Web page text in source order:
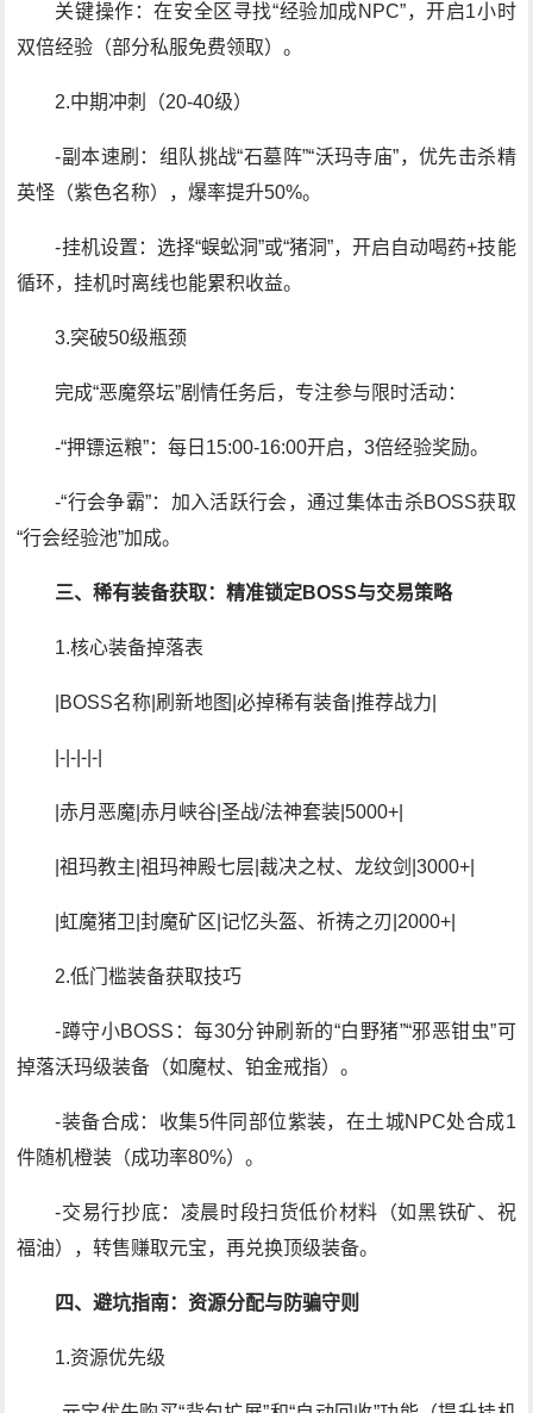
关键操作：在安全区寻找“经验加成NPC”，开启1小时
双倍经验（部分私服免费领取）。
2.中期冲刺（20-40级）
-副本速刷：组队挑战“石墓阵”“沃玛寺庙”，优先击杀精
英怪（紫色名称），爆率提升50%。
-挂机设置：选择“蜈蚣洞”或“猪洞”，开启自动喝药+技能
循环，挂机时离线也能累积收益。
3.突破50级瓶颈
完成“恶魔祭坛”剧情任务后，专注参与限时活动：
-“押镖运粮”：每日15:00-16:00开启，3倍经验奖励。
-“行会争霸”：加入活跃行会，通过集体击杀BOSS获取
“行会经验池”加成。
三、稀有装备获取：精准锁定BOSS与交易策略
1.核心装备掉落表
|BOSS名称|刷新地图|必掉稀有装备|推荐战力|
|-|-|-|-|
|赤月恶魔|赤月峡谷|圣战/法神套装|5000+|
|祖玛教主|祖玛神殿七层|裁决之杖、龙纹剑|3000+|
|虹魔猪卫|封魔矿区|记忆头盔、祈祷之刃|2000+|
2.低门槛装备获取技巧
-蹲守小BOSS：每30分钟刷新的“白野猪”“邪恶钳虫”可
掉落沃玛级装备（如魔杖、铂金戒指）。
-装备合成：收集5件同部位紫装，在土城NPC处合成1
件随机橙装（成功率80%）。
-交易行抄底：凌晨时段扫货低价材料（如黑铁矿、祝
福油），转售赚取元宝，再兑换顶级装备。
四、避坑指南：资源分配与防骗守则
1.资源优先级